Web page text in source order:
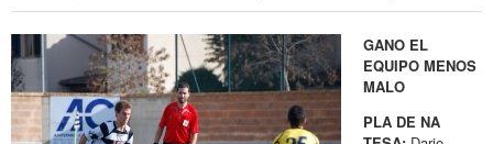
GANO EL
EQUIPO MENOS
MALO
PLA DE NA